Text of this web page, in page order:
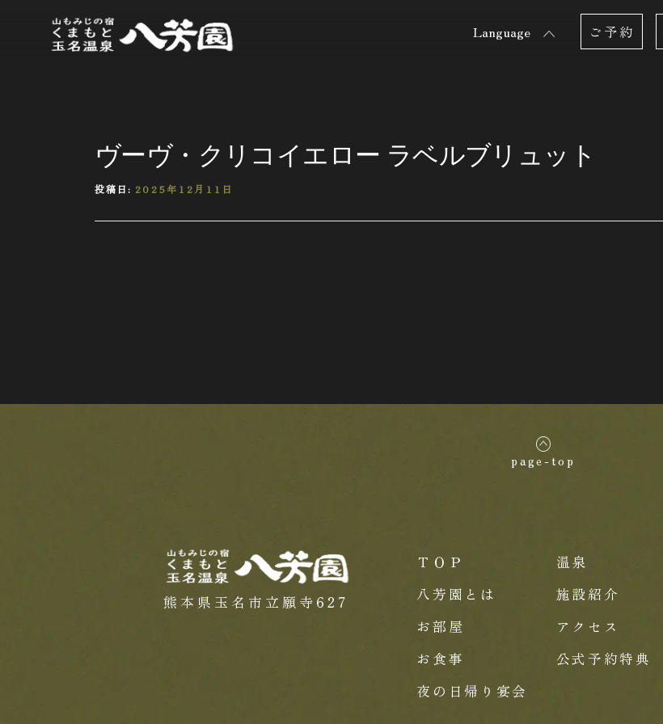
Language ご予約
ヴーヴ・クリコイエロー ラベルブリュット
投稿日: 2025年12月11日
page-top
熊本県玉名市立願寺627
ＴＯＰ
八芳園とは
お部屋
お食事
夜の日帰り宴会
温泉
施設紹介
アクセス
公式予約特典